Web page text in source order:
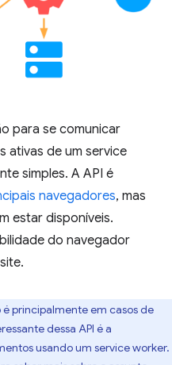
para se comunicar
ativas de um service
simples. A API é
navegadores, mas
estar disponíveis.
do navegador
é principalmente em casos de
dessa API é a
usando um service worker.